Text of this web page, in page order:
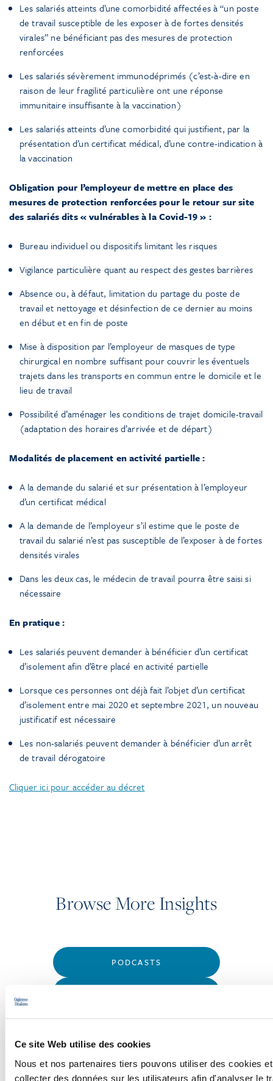
Ce site Web utilise des cookies
Nous et nos partenaires tiers pouvons utiliser des cookies
collecter des données sur les utilisateurs afin d'analyser le
Les salariés atteints d’une comorbidité affectées à “un poste
de travail susceptible de les exposer à de fortes densités
virales” ne bénéficiant pas des mesures de protection
renforcées
Les salariés sévèrement immunodéprimés (c’est-à-dire en
raison de leur fragilité particulière ont une réponse
immunitaire insuffisante à la vaccination)
Les salariés atteints d’une comorbidité qui justifient, par la
présentation d’un certificat médical, d’une contre-indication à
la vaccination
Obligation pour l’employeur de mettre en place des
mesures de protection renforcées pour le retour sur site
des salariés dits « vulnérables à la Covid-19 » :
Bureau individuel ou dispositifs limitant les risques
Vigilance particulière quant au respect des gestes barrières
Absence ou, à défaut, limitation du partage du poste de
travail et nettoyage et désinfection de ce dernier au moins
en début et en fin de poste
Mise à disposition par l’employeur de masques de type
chirurgical en nombre suffisant pour couvrir les éventuels
trajets dans les transports en commun entre le domicile et le
lieu de travail
Possibilité d’aménager les conditions de trajet domicile-travail
(adaptation des horaires d’arrivée et de départ)
Modalités de placement en activité partielle :
A la demande du salarié et sur présentation à l’employeur
d’un certificat médical
A la demande de l’employeur s’il estime que le poste de
travail du salarié n’est pas susceptible de l’exposer à de fortes
densités virales
Dans les deux cas, le médecin de travail pourra être saisi si
nécessaire
En pratique :
Les salariés peuvent demander à bénéficier d’un certificat
d’isolement afin d’être placé en activité partielle
Lorsque ces personnes ont déjà fait l’objet d’un certificat
d’isolement entre mai 2020 et septembre 2021, un nouveau
justificatif est nécessaire
Les non-salariés peuvent demander à bénéficier d’un arrêt
de travail dérogatoire
Cliquer ici pour accéder au décret
Browse More Insights
PODCASTS
WEBINARS